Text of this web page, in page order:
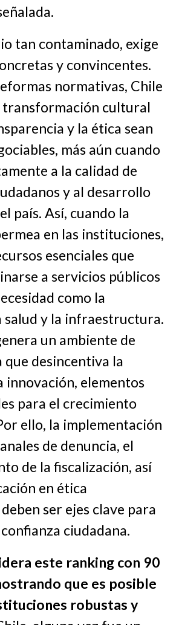
tan contaminado, exige
y convincentes.
normativas, Chile
transformación cultural
y la ética sean
más aún cuando
a la calidad de
y al desarrollo
país. Así, cuando la
en las instituciones,
esenciales que
a servicios públicos
como la
salud y la infraestructura.
un ambiente de
que desincentiva la
innovación, elementos
para el crecimiento
ello, la implementación
de denuncia, el
de la fiscalización, así
en ética
ser ejes clave para
ciudadana.
este ranking con 90
que es posible
robustas y